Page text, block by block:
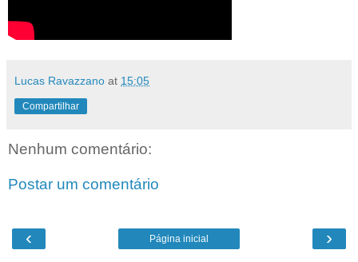
Lucas Ravazzano at 15:05
Compartilhar
Nenhum comentário:
Postar um comentário
‹ ›
Página inicial